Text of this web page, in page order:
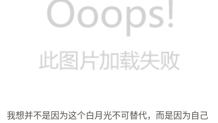
我想并不是因为这个白月光不可替代，而是因为自己